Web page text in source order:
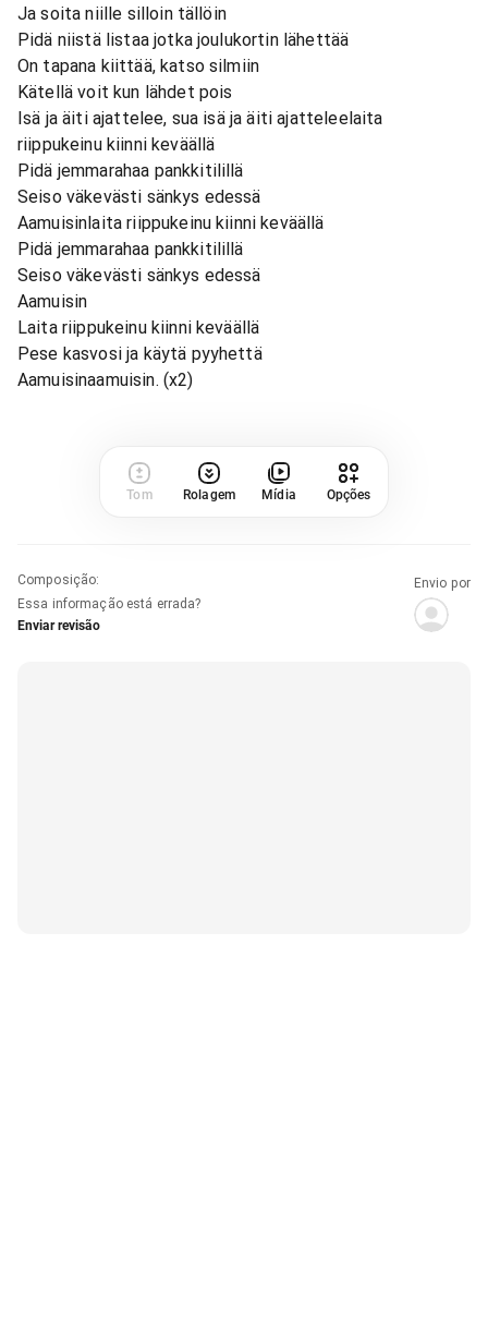
Ja soita niille silloin tällöin
Pidä niistä listaa jotka joulukortin lähettää
On tapana kiittää, katso silmiin
Kätellä voit kun lähdet pois
Isä ja äiti ajattelee, sua isä ja äiti ajatteleelaita
riippukeinu kiinni keväällä
Pidä jemmarahaa pankkitilillä
Seiso väkevästi sänkys edessä
Aamuisinlaita riippukeinu kiinni keväällä
Pidä jemmarahaa pankkitilillä
Seiso väkevästi sänkys edessä
Aamuisin
Laita riippukeinu kiinni keväällä
Pese kasvosi ja käytä pyyhettä
Aamuisinaamuisin. (x2)
Tom Rolagem Mídia Opções
Composição:
Essa informação está errada?
Enviar revisão
Envio por